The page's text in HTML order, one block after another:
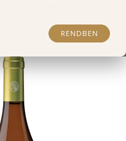
RENDBEN
white 2024